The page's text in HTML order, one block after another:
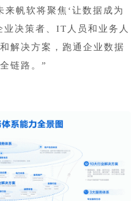
帆软将聚焦‘让数据成为
业决策者、IT人员和业务人
解决方案，跑通企业数据
链路。”